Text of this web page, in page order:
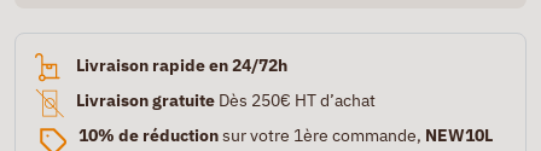
Livraison rapide en 24/72h
Livraison gratuite Dès 250€ HT d’achat
10% de réductionsur votre 1ère commande, NEW10L